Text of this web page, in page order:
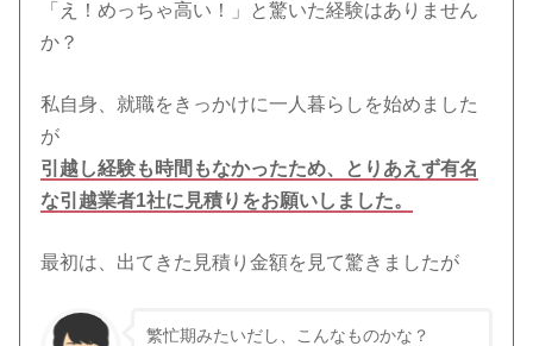
「え！めっちゃ高い！」と驚いた経験はありません
か？
私自身、就職をきっかけに一人暮らしを始めました
が
引越し経験も時間もなかったため、とりあえず有名
な引越業者1社に見積りをお願いしました。
最初は、出てきた見積り金額を見て驚きましたが
繁忙期みたいだし、こんなものかな？